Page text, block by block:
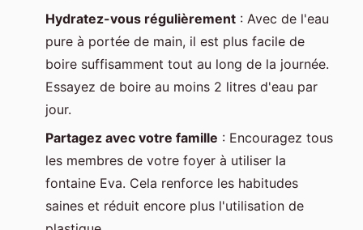
Hydratez-vous régulièrement : Avec de l'eau
pure à portée de main, il est plus facile de
boire suffisamment tout au long de la journée.
Essayez de boire au moins 2 litres d'eau par
jour.
Partagez avec votre famille : Encouragez tous
les membres de votre foyer à utiliser la
fontaine Eva. Cela renforce les habitudes
saines et réduit encore plus l'utilisation de